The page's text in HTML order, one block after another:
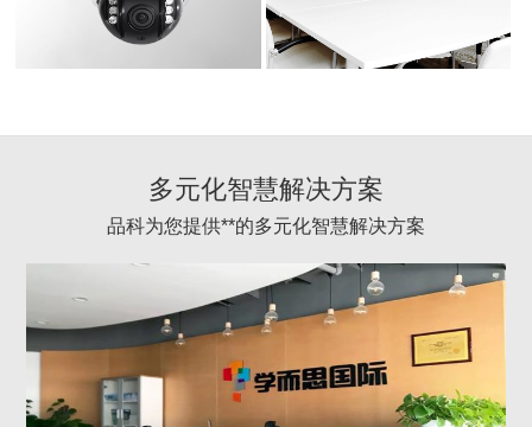
多元化智慧解决方案
品科为您提供**的多元化智慧解决方案